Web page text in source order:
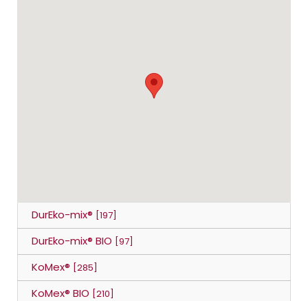
DurEko-mix® [197]
DurEko-mix® BIO [97]
KoMex® [285]
KoMex® BIO [210]